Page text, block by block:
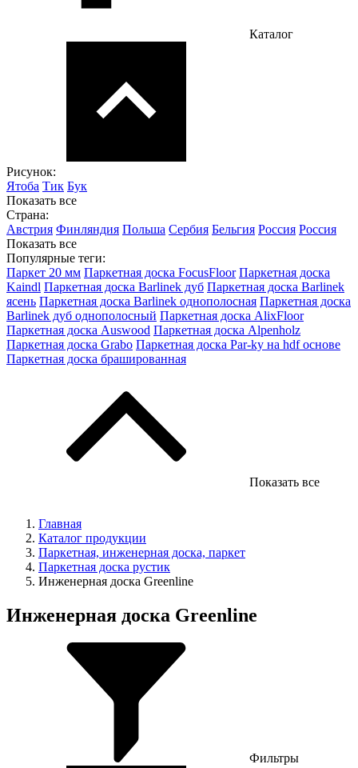
Каталог
Рисунок:
Ятоба Тик Бук
Показать все
Страна:
Австрия Финляндия Польша Сербия Бельгия Россия Россия
Показать все
Популярные теги:
Паркет 20 мм Паркетная доска FocusFloor Паркетная доска
Kaindl Паркетная доска Barlinek дуб Паркетная доска Barlinek
ясень Паркетная доска Barlinek однополосная Паркетная доска
Barlinek дуб однополосный Паркетная доска AlixFloor
Паркетная доска Auswood Паркетная доска Alpenholz
Паркетная доска Grabo Паркетная доска Par-ky на hdf основе
Паркетная доска брашированная
Показать все
Главная
Каталог продукции
Паркетная, инженерная доска, паркет
Паркетная доска рустик
Инженерная доска Greenline
Инженерная доска Greenline
Фильтры